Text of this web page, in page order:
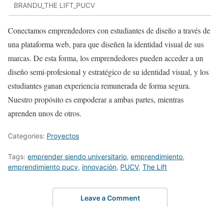
BRANDU_THE LIFT_PUCV
Conectamos emprendedores con estudiantes de diseño a través de
una plataforma web, para que diseñen la identidad visual de sus
marcas. De esta forma, los emprendedores pueden acceder a un
diseño semi-profesional y estratégico de su identidad visual, y los
estudiantes ganan experiencia remunerada de forma segura.
Nuestro propósito es empoderar a ambas partes, mientras
aprenden unos de otros.
Categories: Proyectos
Tags: emprender siendo universitario, emprendimiento,
emprendimiento pucv, innovación, PUCV, The Lift
Leave a Comment